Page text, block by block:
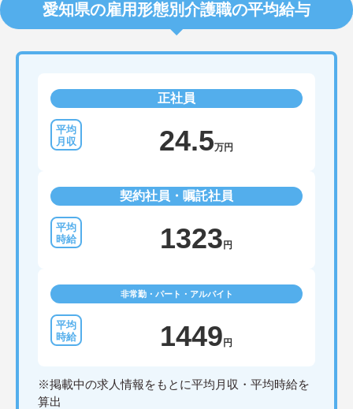
愛知県の雇用形態別介護職の平均給与
正社員
24.5万円
契約社員・嘱託社員
1323 円
非常勤・パート・アルバイト
1449 円
※掲載中の求人情報をもとに平均月収・平均時給を
算出